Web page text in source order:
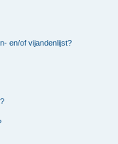
en/of vijandenlijst?